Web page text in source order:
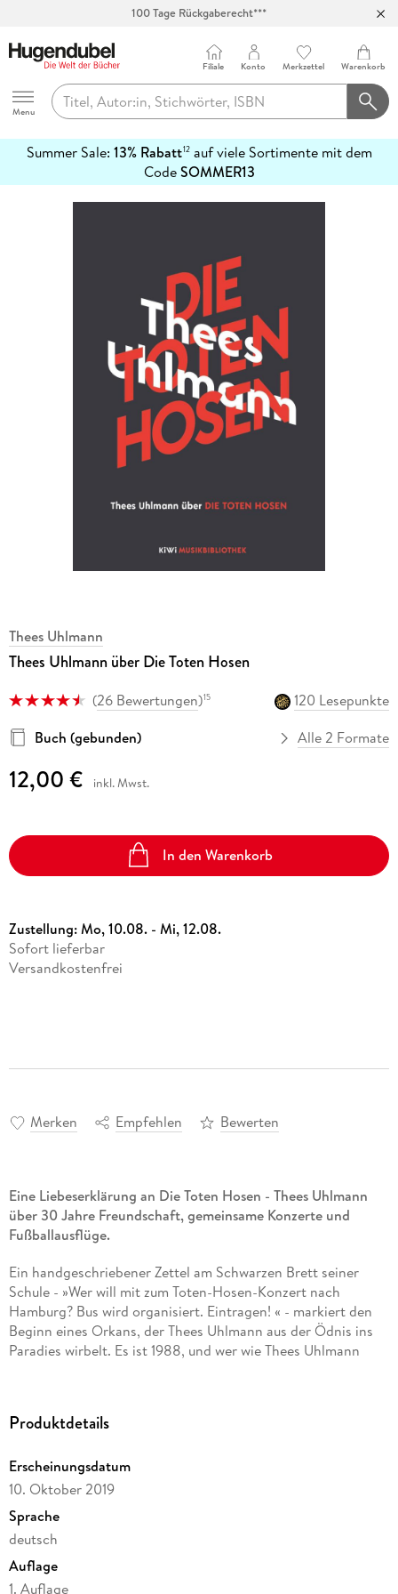
Hugendubel
Menu
Filiale Konto Merkzettel Warenkorb
Summer Sale: 13% Rabatt12auf viele Sortimente mit dem
CodeSOMMER13
erfahren
Thees Uhlmann
Thees Uhlmann über Die Toten Hosen
(26 Bewertungen)15
120 Lesepunkte
Buch (gebunden)
Alle 2 Formate
12,00 € inkl. Mwst.
In den Warenkorb
Zustellung:Mo, 10.08. - Mi, 12.08.
Sofort lieferbar
Versandkostenfrei
Merken Empfehlen Bewerten
Eine Liebeserklärung an Die Toten Hosen - Thees Uhlmann
über 30 Jahre Freundschaft, gemeinsame Konzerte und
Fußballausflüge.
Ein handgeschriebener Zettel am Schwarzen Brett seiner
Schule - »Wer will mit zum Toten-Hosen-Konzert nach
Hamburg? Bus wird organisiert. Eintragen! « - markiert den
Beginn eines Orkans, der Thees Uhlmann aus der Ödnis ins
Paradies wirbelt. Es ist 1988, und wer wie Thees Uhlmann
von einer Liebe, die seit 30 Jahren währt, von einer
einzigartigen Freundschaft, die entstanden ist, von
unvergesslichen gemeinsamen Konzerten und
Fußballausflügen und dem Blitz der Erkenntnis in den
bizarrsten Situationen. Eine autobiografische Hommage an
Campino und Co. , gespickt mit Anekdoten von »Bis zum
bitteren Ende« bis »Weil du nur einmal lebst« - ein Muss für
Produktdetails
Erscheinungsdatum
10. Oktober 2019
Sprache
deutsch
Auflage
1. Auflage